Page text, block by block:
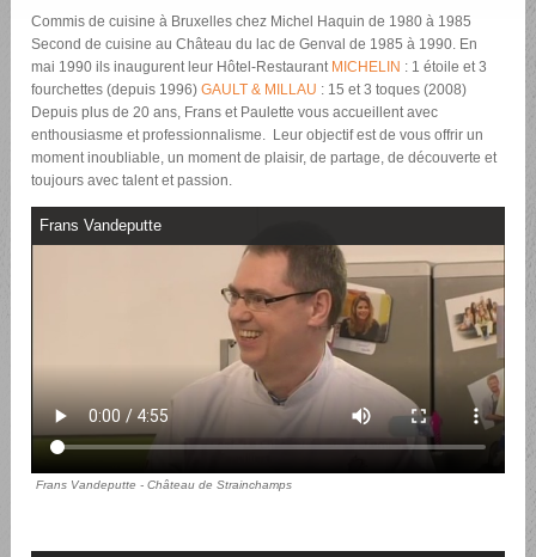
Commis de cuisine à Bruxelles chez Michel Haquin de 1980 à 1985
Second de cuisine au Château du lac de Genval de 1985 à 1990. En
mai 1990 ils inaugurent leur Hôtel-Restaurant MICHELIN : 1 étoile et 3
fourchettes (depuis 1996)GAULT & MILLAU : 15 et 3 toques (2008)
Depuis plus de 20 ans, Frans et Paulette vous accueillent avec
enthousiasme et professionnalisme. Leur objectif est de vous offrir un
moment inoubliable, un moment de plaisir, de partage, de découverte et
toujours avec talent et passion.
Frans Vandeputte
Frans Vandeputte - Château de Strainchamps